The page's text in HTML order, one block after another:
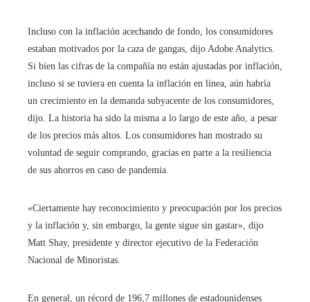
Incluso con la inflación acechando de fondo, los consumidores
estaban motivados por la caza de gangas, dijo Adobe Analytics.
Si bien las cifras de la compañía no están ajustadas por inflación,
incluso si se tuviera en cuenta la inflación en línea, aún habría
un crecimiento en la demanda subyacente de los consumidores,
dijo. La historia ha sido la misma a lo largo de este año, a pesar
de los precios más altos. Los consumidores han mostrado su
voluntad de seguir comprando, gracias en parte a la resiliencia
de sus ahorros en caso de pandemia.
«Ciertamente hay reconocimiento y preocupación por los precios
y la inflación y, sin embargo, la gente sigue sin gastar», dijo
Matt Shay, presidente y director ejecutivo de la Federación
Nacional de Minoristas.
En general, un récord de 196,7 millones de estadounidenses